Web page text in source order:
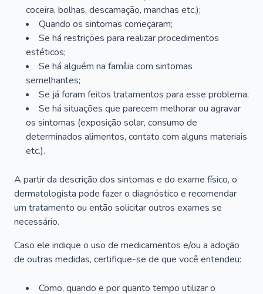
coceira, bolhas, descamação, manchas etc.);
Quando os sintomas começaram;
Se há restrições para realizar procedimentos
estéticos;
Se há alguém na família com sintomas
semelhantes;
Se já foram feitos tratamentos para esse problema;
Se há situações que parecem melhorar ou agravar
os sintomas (exposição solar, consumo de
determinados alimentos, contato com alguns materiais
etc.).
A partir da descrição dos sintomas e do exame físico, o
dermatologista pode fazer o diagnóstico e recomendar
um tratamento ou então solicitar outros exames se
necessário.
Caso ele indique o uso de medicamentos e/ou a adoção
de outras medidas, certifique-se de que você entendeu:
Como, quando e por quanto tempo utilizar o